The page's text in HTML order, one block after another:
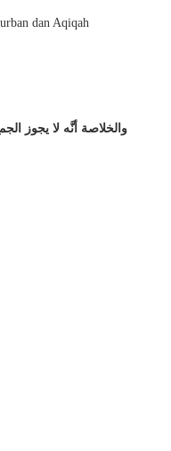
dan Aqiqah
والخلاصة أنَّه لا يجوز